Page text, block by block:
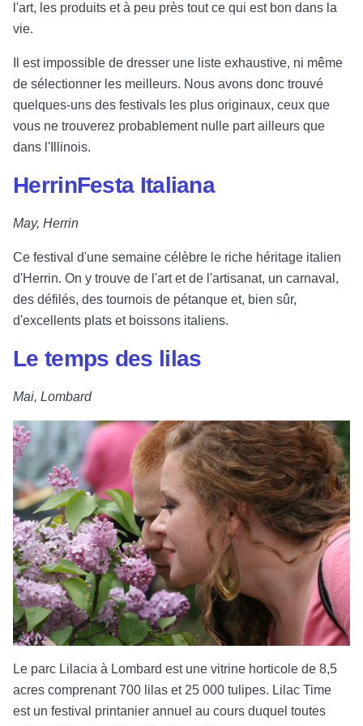
l'art, les produits et à peu près tout ce qui est bon dans la
vie.
Il est impossible de dresser une liste exhaustive, ni même
de sélectionner les meilleurs. Nous avons donc trouvé
quelques-uns des festivals les plus originaux, ceux que
vous ne trouverez probablement nulle part ailleurs que
dans l'Illinois.
HerrinFesta Italiana
May, Herrin
Ce festival d'une semaine célèbre le riche héritage italien
d'Herrin. On y trouve de l'art et de l'artisanat, un carnaval,
des défilés, des tournois de pétanque et, bien sûr,
d'excellents plats et boissons italiens.
Le temps des lilas
Mai, Lombard
Le parc Lilacia à Lombard est une vitrine horticole de 8,5
acres comprenant 700 lilas et 25 000 tulipes. Lilac Time
est un festival printanier annuel au cours duquel toutes